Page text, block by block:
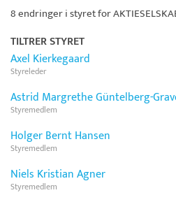
8 endringer i styret for
TILTRER STYRET
Axel Kierkegaard
Styreleder
Astrid Margrethe Güntelberg-
Styremedlem
Holger Bernt Hansen
Styremedlem
Niels Kristian Agner
Styremedlem